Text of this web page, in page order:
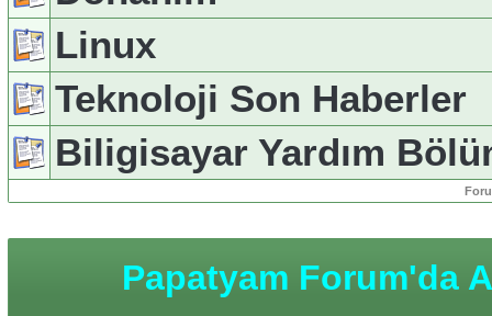
Linux
Teknoloji Son Haberler
Biligisayar Yardım
Papatyam Forum'da